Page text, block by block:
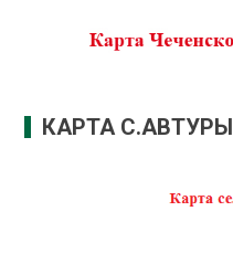
КАРТА С.АВТУРЫ